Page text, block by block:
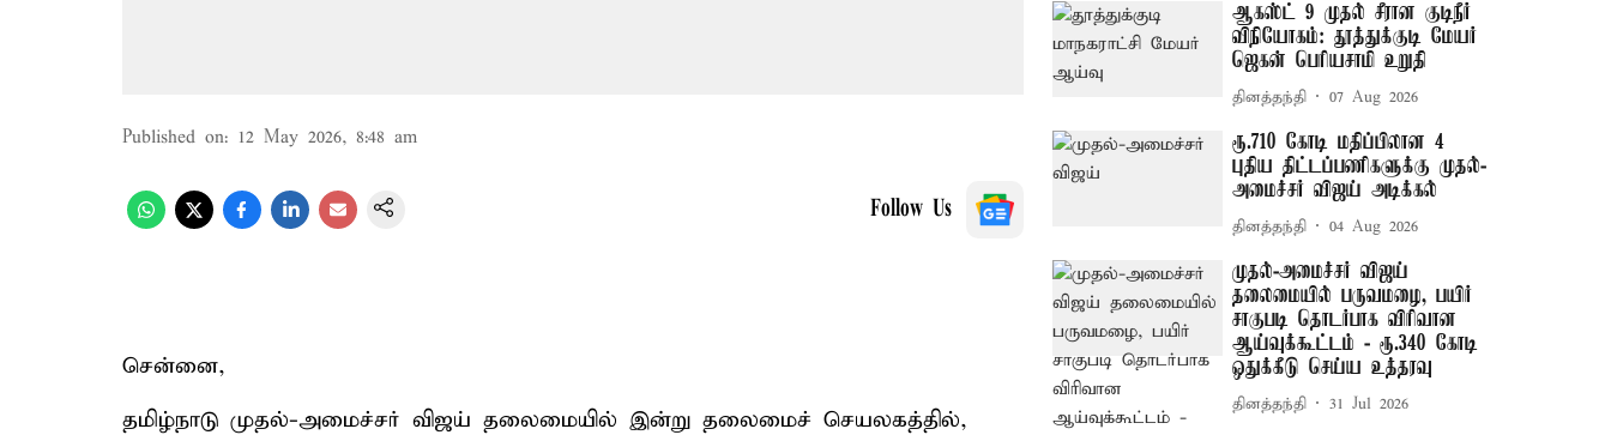
Published on: 12 May 2026, 8:48 am
Follow Us
சென்னை,
தமிழ்நாடு முதல்-அமைச்சர் விஜய் தலைமையில் இன்று தலைமைச் செயலகத்தில்,
ஆகஸ்ட் 9 முதல் சீரான குடிநீர்
விநியோகம்: தூத்துக்குடி மேயர்
ஜெகன் பெரியசாமி உறுதி
தினத்தந்தி 07 Aug 2026
ரூ.710 கோடி மதிப்பிலான 4
புதிய திட்டப்பணிகளுக்கு முதல்-
அமைச்சர் விஜய் அடிக்கல்
தினத்தந்தி 04 Aug 2026
முதல்-அமைச்சர் விஜய்
தலைமையில் பருவமழை, பயிர்
சாகுபடி தொடர்பாக விரிவான
ஆய்வுக்கூட்டம் - ரூ.340 கோடி
ஒதுக்கீடு செய்ய உத்தரவு
தினத்தந்தி 31 Jul 2026